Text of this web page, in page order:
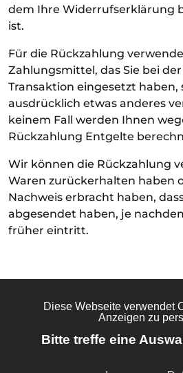
dem Ihre Widerrufserklärung
ist.
Für die Rückzahlung
Zahlungsmittel, das Sie bei
Transaktion eingesetzt haben,
ausdrücklich etwas anderes
keinem Fall werden Ihnen
Rückzahlung Entgelte
Wir können die Rückzahlung
Waren zurückerhalten haben
Nachweis erbracht haben,
abgesendet haben, je
früher eintritt.
Sie haben die Waren
binnen vierzehn Tagen ab
über den Widerruf